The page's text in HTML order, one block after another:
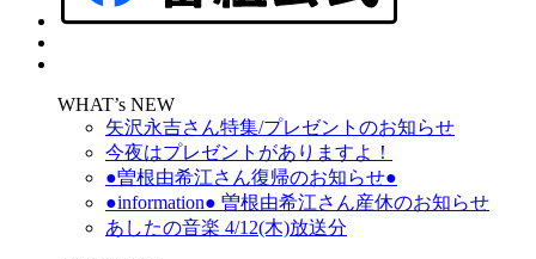
WHAT’s NEW
矢沢永吉さん特集/プレゼントのお知らせ
今夜はプレゼントがありますよ！
●曽根由希江さん復帰のお知らせ●
●information● 曽根由希江さん産休のお知らせ
あしたの音楽 4/12(木)放送分